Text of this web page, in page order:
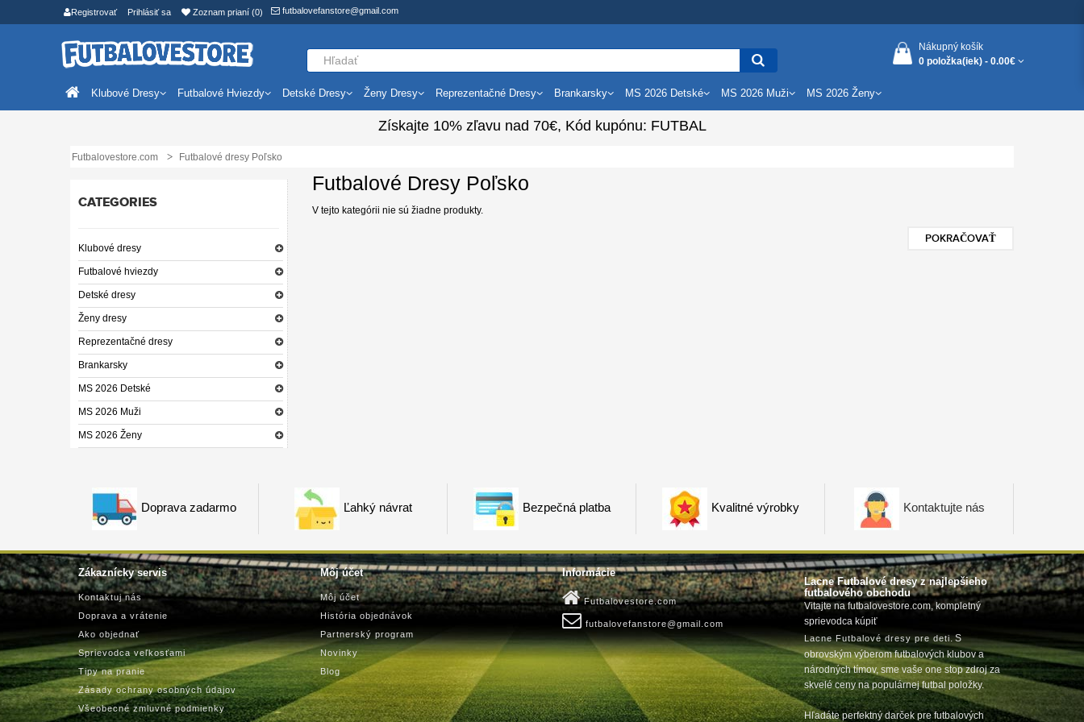
Registrovať Prihlásiť sa Zoznam prianí (0) futbalovefanstore@gmail.com
Nákupný košík
0 položka(iek) - 0.00€
Klubové Dresy Futbalové Hviezdy Detské Dresy Ženy Dresy Reprezentačné Dresy Brankarsky MS 2026 Detské MS 2026 Muži MS 2026 Ženy
Získajte 10%zľavu nad 70€, Kód kupónu: FUTBAL
Futbalovestore.com Futbalové dresy Poľsko
CATEGORIES
Klubové dresy
Futbalové hviezdy
Detské dresy
Ženy dresy
Reprezentačné dresy
Brankarsky
MS 2026 Detské
MS 2026 Muži
MS 2026 Ženy
Futbalové Dresy Poľsko
V tejto kategórii nie sú žiadne produkty.
POKRAČOVAŤ
Doprava zadarmo Ľahký návrat Bezpečná platba Kvalitné výrobky Kontaktujte nás
Zákaznícky servis
Kontaktuj nás
Doprava a vrátenie
Ako objednať
Sprievodca veľkosťami
Tipy na pranie
Zásady ochrany osobných údajov
Všeobecné zmluvné podmienky
Môj účet
Môj účet
História objednávok
Partnerský program
Novinky
Blog
Informácie
Futbalovestore.com
futbalovefanstore@gmail.com
Lacne Futbalové dresy z najlepšieho
futbalového obchodu
Vitajte na futbalovestore.com, kompletný
sprievodca kúpiť
Lacne Futbalové dresy pre deti. S
obrovským výberom futbalových klubov a
národných tímov, sme vaše one stop zdroj za
skvelé ceny na populárnej futbal položky.
Hľadáte perfektný darček pre futbalových